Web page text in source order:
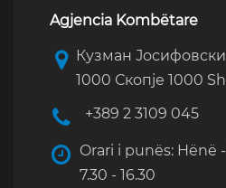
Agjencia Kombëtare
Кузман Јосифовски
1000 Скопје 1000
+389 2 3109 045
Orari i punës: Hënë
7.30 - 16.30